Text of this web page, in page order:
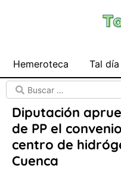
Hemeroteca Tal
Diputación
de PP el
centro de
Cuenca